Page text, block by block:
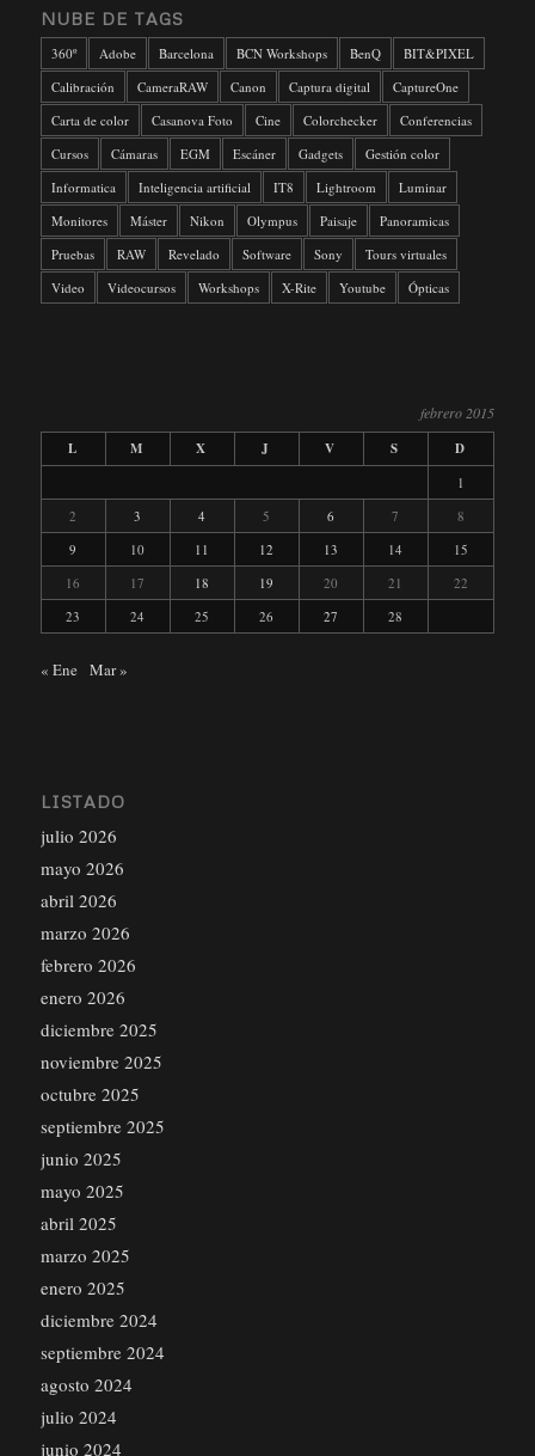
NUBE DE TAGS
360º Adobe Barcelona BCN Workshops BenQ
BIT&PIXEL
Calibración
CameraRAW Canon Captura digital
CaptureOne
Carta de color
Casanova Foto Cine Colorchecker
Conferencias
Cursos
Cámaras EGM Escáner Gadgets
Gestión color
Informatica
Inteligencia artificial IT8 Lightroom
Luminar
Monitores
Máster Nikon Olympus Paisaje
Panoramicas
Pruebas
RAW Revelado Software Sony
Tours virtuales
Video
Videocursos Workshops X-Rite Youtube Ópticas
febrero 2015
L
M X J V S D
1
2
3 4 5 6 7
8
9
10 11 12 13 14
15
16
17 18 19 20 21
22
23
24 25 26 27 28
« Ene Mar »
LISTADO
julio 2026
mayo 2026
abril 2026
marzo 2026
febrero 2026
enero 2026
diciembre 2025
noviembre 2025
octubre 2025
septiembre 2025
junio 2025
mayo 2025
abril 2025
marzo 2025
enero 2025
diciembre 2024
septiembre 2024
agosto 2024
julio 2024
junio 2024